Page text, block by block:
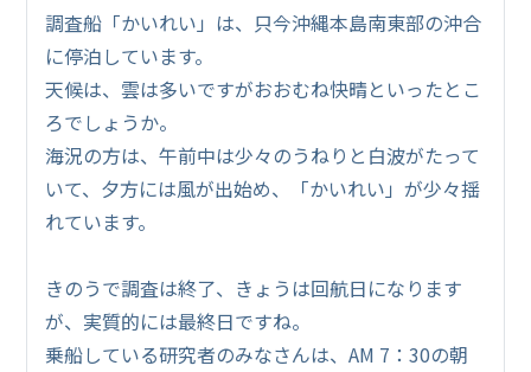
調査船「かいれい」は、只今沖縄本島南東部の沖合
に停泊しています。
天候は、雲は多いですがおおむね快晴といったとこ
ろでしょうか。
海況の方は、午前中は少々のうねりと白波がたって
いて、夕方には風が出始め、「かいれい」が少々揺
れています。
きのうで調査は終了、きょうは回航日になります
が、実質的には最終日ですね。
乗船している研究者のみなさんは、AM 7：30の朝